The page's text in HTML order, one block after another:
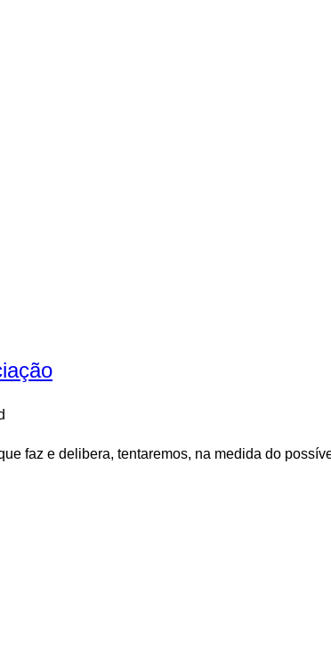
faz e delibera, tentaremos, na medida do